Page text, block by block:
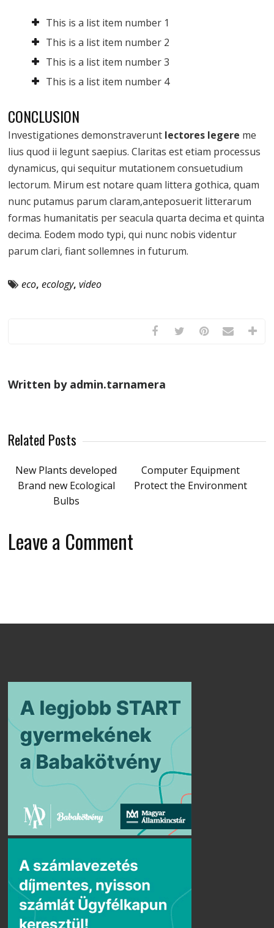
This is a list item number 1
This is a list item number 2
This is a list item number 3
This is a list item number 4
CONCLUSION
Investigationes demonstraverunt lectores legere me
lius quod ii legunt saepius. Claritas est etiam processus
dynamicus, qui sequitur mutationem consuetudium
lectorum. Mirum est notare quam littera gothica, quam
nunc putamus parum claram,anteposuerit litterarum
formas humanitatis per seacula quarta decima et quinta
decima. Eodem modo typi, qui nunc nobis videntur
parum clari, fiant sollemnes in futurum.
eco,ecology,video
Written by admin.tarnamera
Related Posts
New Plants developed
Computer Equipment
Brand new Ecological
Bulbs
Protect the Environment
Leave a Comment